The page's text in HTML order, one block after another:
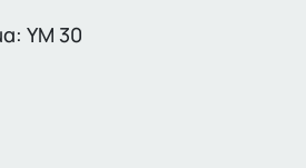
YM 30